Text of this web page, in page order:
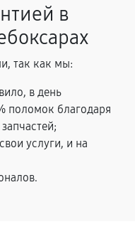
в
так как мы:
в день
поломок благодаря
услуги, и на